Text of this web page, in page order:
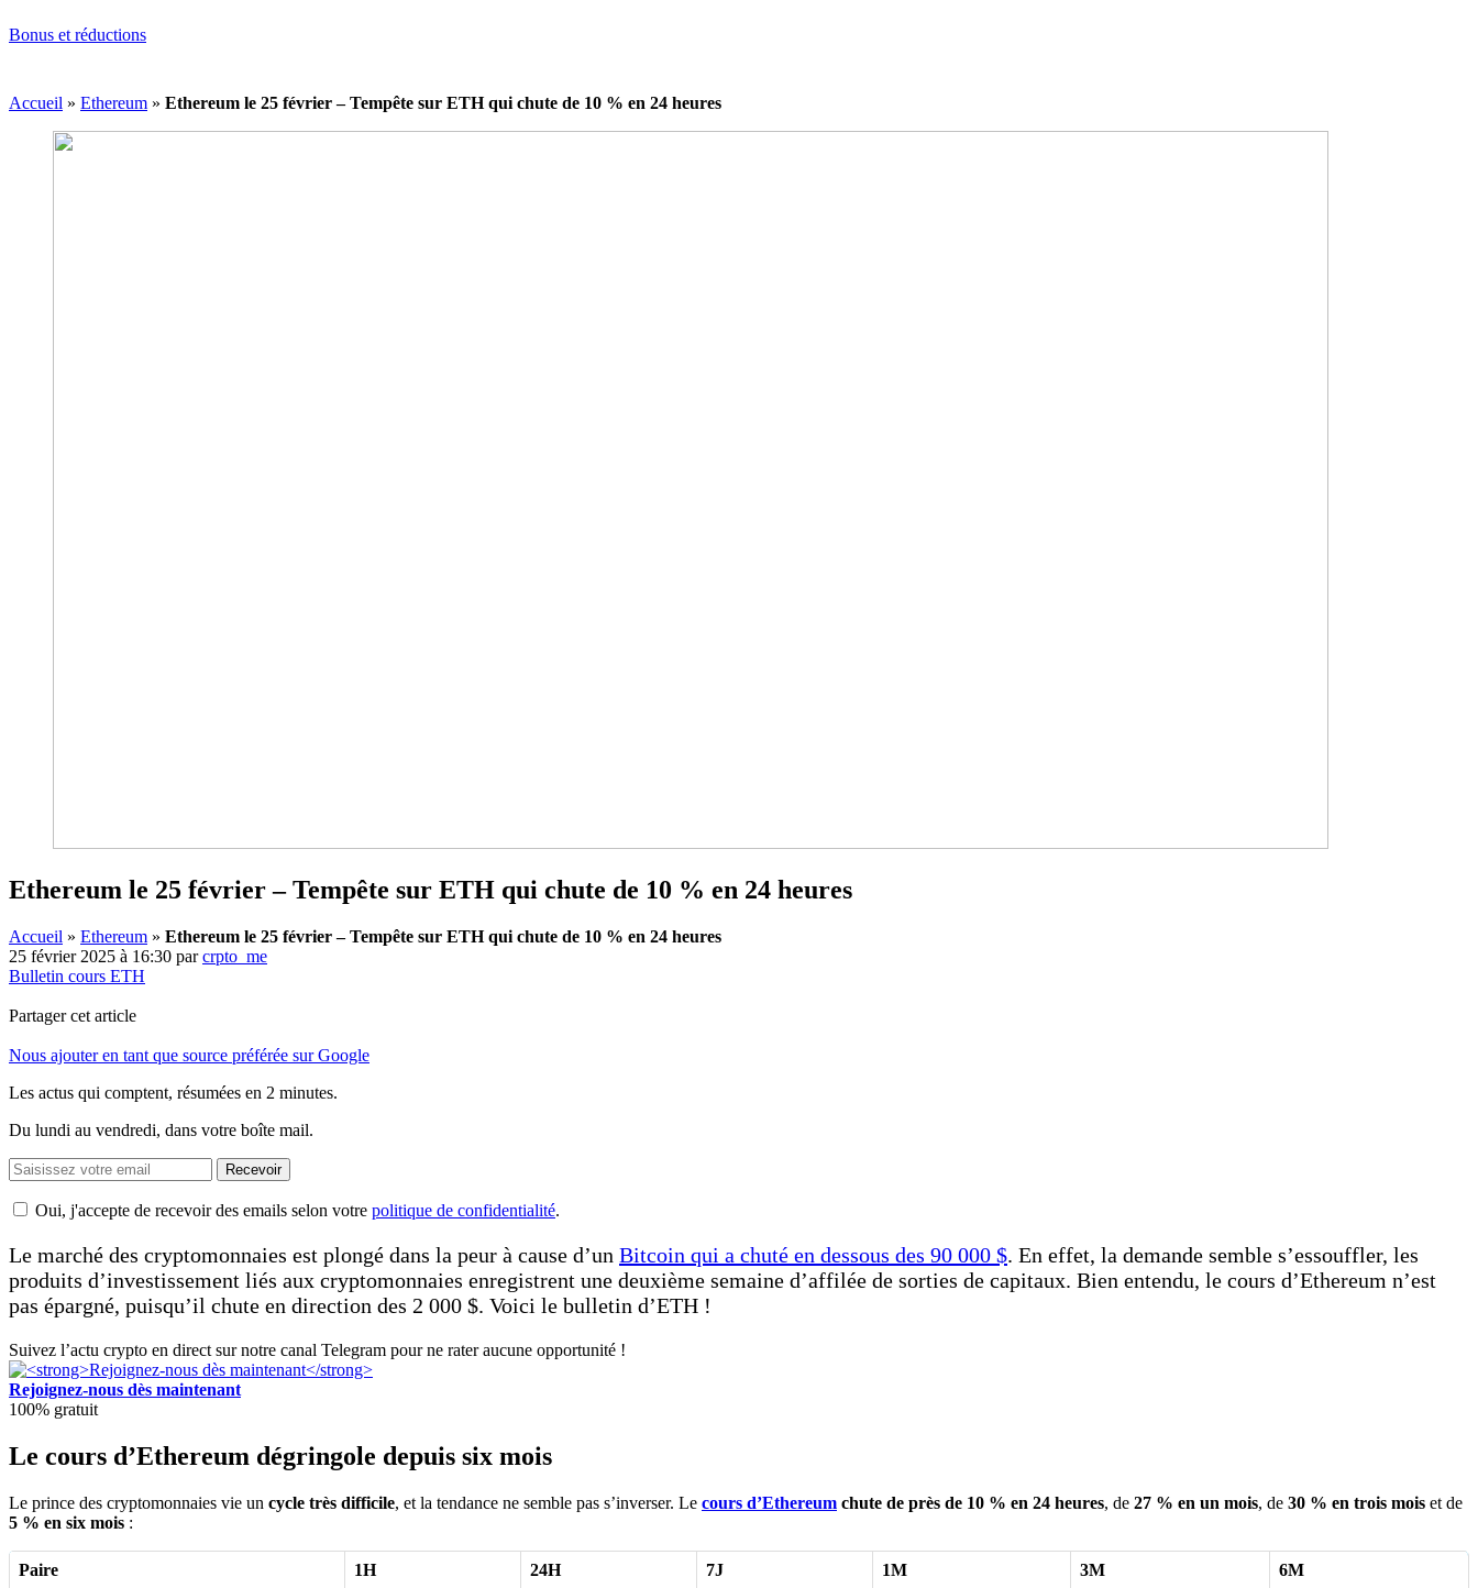
Bonus et réductions
Accueil » Ethereum » Ethereum le 25 février – Tempête sur ETH qui chute de 10 % en 24 heures
Ethereum le 25 février – Tempête sur ETH qui chute de 10 % en 24 heures
Accueil » Ethereum » Ethereum le 25 février – Tempête sur ETH qui chute de 10 % en 24 heures
25 février 2025 à 16:30 parcrpto_me
Bulletin cours ETH
Partager cet article
Nous ajouter en tant que source préférée sur Google
Les actus qui comptent, résumées en 2 minutes.
Du lundi au vendredi, dans votre boîte mail.
Recevoir
Oui, j'accepte de recevoir des emails selon votre politique de confidentialité.
Le marché des cryptomonnaies est plongé dans la peur à cause d’un Bitcoin qui a chuté en dessous des 90 000 $. En effet, la demande semble s’essouffler, les
produits d’investissement liés aux cryptomonnaies enregistrent une deuxième semaine d’affilée de sorties de capitaux. Bien entendu, le cours d’Ethereum n’est
pas épargné, puisqu’il chute en direction des 2 000 $. Voici le bulletin d’ETH !
Suivez l’actu crypto en direct sur notre canal Telegram pour ne rater aucune opportunité !
Rejoignez-nous dès maintenant
100% gratuit
Le cours d’Ethereum dégringole depuis six mois
Le prince des cryptomonnaies vie un cycle très difficile, et la tendance ne semble pas s’inverser. Le cours d’Ethereum chute de près de 10 % en 24 heures, de 27 % en un mois, de 30 % en trois mois et de
5 % en six mois :
Paire 1H 24H 7J 1M 3M 6M